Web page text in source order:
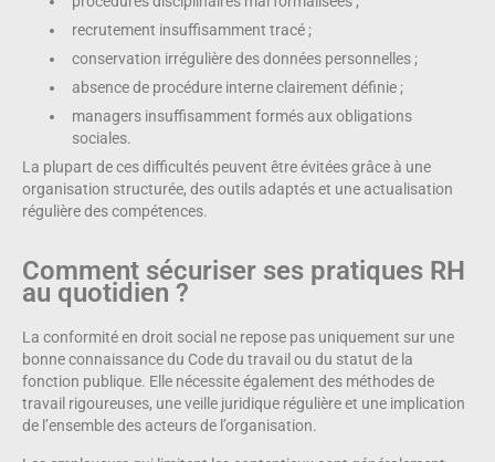
recrutement insuffisamment tracé ;
conservation irrégulière des données personnelles ;
absence de procédure interne clairement définie ;
managers insuffisamment formés aux obligations
sociales.
La plupart de ces difficultés peuvent être évitées grâce à une
organisation structurée, des outils adaptés et une actualisation
régulière des compétences.
Comment sécuriser ses pratiques RH
au quotidien ?
La conformité en droit social ne repose pas uniquement sur une
bonne connaissance du Code du travail ou du statut de la
fonction publique. Elle nécessite également des méthodes de
travail rigoureuses, une veille juridique régulière et une implication
de l’ensemble des acteurs de l’organisation.